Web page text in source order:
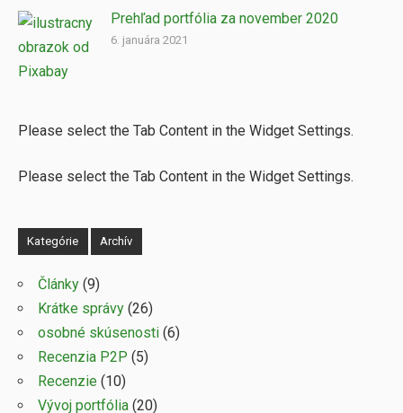
Prehľad portfólia za november 2020
6. januára 2021
Please select the Tab Content in the Widget Settings.
Please select the Tab Content in the Widget Settings.
Kategórie Archív
Články(9)
Krátke správy(26)
osobné skúsenosti(6)
Recenzia P2P (5)
Recenzie (10)
Vývoj portfólia(20)